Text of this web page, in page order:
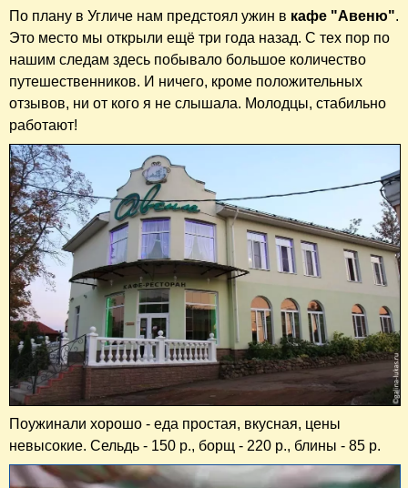
По плану в Угличе нам предстоял ужин в кафе "Авеню".
Это место мы открыли ещё три года назад. С тех пор по
нашим следам здесь побывало большое количество
путешественников. И ничего, кроме положительных
отзывов, ни от кого я не слышала. Молодцы, стабильно
работают!
Поужинали хорошо - еда простая, вкусная, цены
невысокие. Сельдь - 150 р., борщ - 220 р., блины - 85 р.